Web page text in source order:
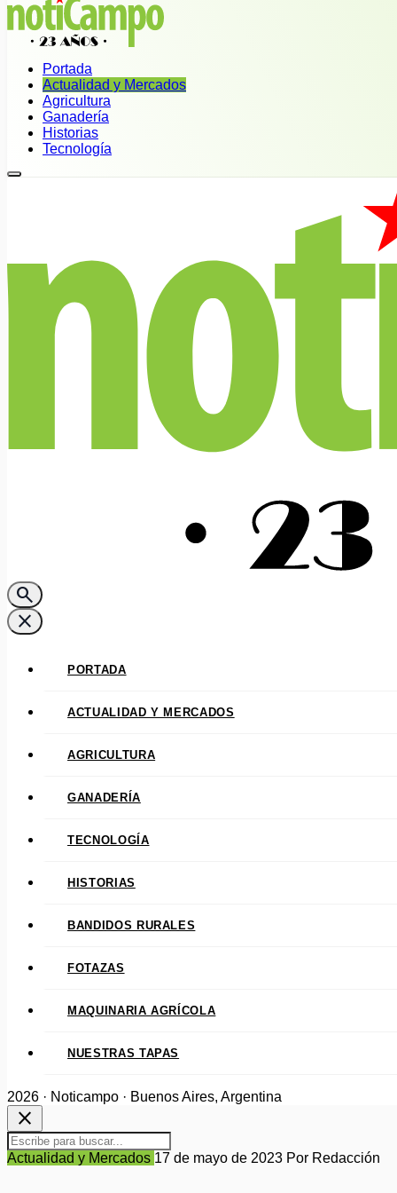
Portada
Actualidad y Mercados
Agricultura
Ganadería
Historias
Tecnología
search
close
PORTADA
ACTUALIDAD Y MERCADOS
AGRICULTURA
GANADERÍA
TECNOLOGÍA
HISTORIAS
BANDIDOS RURALES
FOTAZAS
MAQUINARIA AGRÍCOLA
NUESTRAS TAPAS
2026 · Noticampo · Buenos Aires, Argentina
close
Actualidad y Mercados 17 de mayo de 2023 Por Redacción